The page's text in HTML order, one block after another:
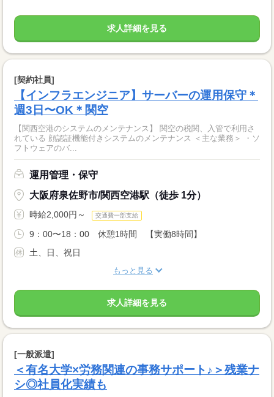
求人詳細を見る
[契約社員]
【インフラエンジニア】サーバーの運用保守＊
週3日〜OK＊関空
【関西空港のシステムのメンテナンス】 関空の税関、入管で利用さ
れている 顔認証機能付きシステムのメンテナンス ＜主な業務＞ ・ソ
フトウェアのバ...
運用管理・保守
大阪府泉佐野市/関西空港駅（徒歩 1分）
時給2,000円～ 交通費一部支給
9：00〜18：00 休憩1時間 【実働8時間】
土、日、祝日
もっと見る
求人詳細を見る
[一般派遣]
＜有名大学×労務関連の事務サポート♪＞残業ナ
シ◎社員化実績も